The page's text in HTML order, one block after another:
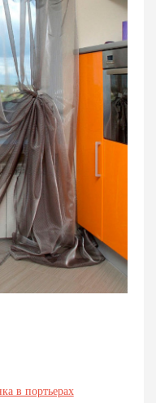
в портьерах